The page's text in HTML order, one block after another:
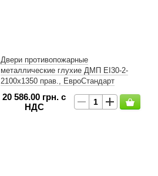
Двери противопожарные
металлические глухие ДМП ЕІ30-2-
2100х1350 прав., ЕвроСтандарт
20 586.00 грн. с
НДС